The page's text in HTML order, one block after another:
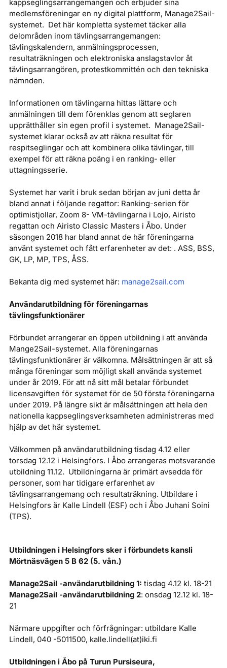
kappseglingsarrangemangen och erbjuder sina
medlemsföreningar en ny digital plattform, Manage2Sail-
systemet. Det här kompletta systemet täcker alla
delområden inom tävlingsarrangemangen:
tävlingskalendern, anmälningsprocessen,
resultaträkningen och elektroniska anslagstavlor åt
tävlingsarrangören, protestkommittén och den tekniska
nämnden.
Informationen om tävlingarna hittas lättare och
anmälningen till dem förenklas genom att seglaren
upprätthåller sin egen profil i systemet. Manage2Sail-
systemet klarar också av att räkna resultat för
respitseglingar och att kombinera olika tävlingar, till
exempel för att räkna poäng i en ranking- eller
uttagningsserie.
Systemet har varit i bruk sedan början av juni detta år
bland annat i följande regattor: Ranking-serien för
optimistjollar, Zoom 8- VM-tävlingarna i Lojo, Airisto
regattan och Airisto Classic Masters i Åbo. Under
säsongen 2018 har bland annat de här föreningarna
använt systemet och fått erfarenheter av det: . ASS, BSS,
GK, LP, MP, TPS, ÅSS.
Bekanta dig med systemet här: manage2sail.com
Användarutbildning för föreningarnas
tävlingsfunktionärer
Förbundet arrangerar en öppen utbildning i att använda
Mange2Sail-systemet. Alla föreningarnas
tävlingsfunktionärer är välkomna. Målsättningen är att så
många föreningar som möjligt skall använda systemet
under år 2019. För att nå sitt mål betalar förbundet
licensavgiften för systemet för de 50 första föreningarna
under 2019. På längre sikt är målsättningen att hela den
nationella kappseglingsverksamheten administreras med
hjälp av det här systemet.
Välkommen på användarutbildning tisdag 4.12 eller
torsdag 12.12 i Helsingfors. I Åbo arrangeras motsvarande
utbildning 11.12. Utbildningarna är primärt avsedda för
personer, som har tidigare erfarenhet av
tävlingsarrangemang och resultaträkning. Utbildare i
Helsingfors är Kalle Lindell (ESF) och i Åbo Juhani Soini
(TPS).
Utbildningen i Helsingfors sker i förbundets kansli
Mörtnäsvägen 5 B 62 (5. vån.)
Manage2Sail -användarutbildning 1: tisdag 4.12 kl. 18-21
Manage2Sail -användarutbildning 2: onsdag 12.12 kl. 18-
21
Närmare uppgifter och förfrågningar: utbildare Kalle
Lindell, 040 -5011500, kalle.lindell(at)iki.fi
Utbildningen i Åbo på Turun Pursiseura,